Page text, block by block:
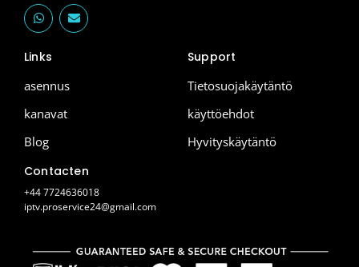
W
h
a
s
p
p
E
n
v
Links
asennus
kanavat
Blog
Support
Tietosuojakäytäntö
käyttöehdot
Hyvityskäytäntö
Contacten
+44 7724636018
iptv.proservice24@gmail.com